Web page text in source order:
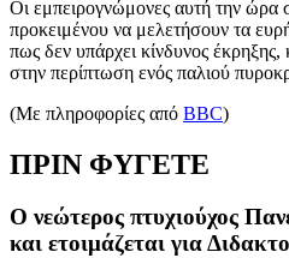
Οι εμπειρογνώμονες αυτή την ώρα
προκειμένου να μελετήσουν τα
πως δεν υπάρχει κίνδυνος έκρηξης,
στην περίπτωση ενός παλιού
(Με πληροφορίες από BBC)
ΠΡΙΝ ΦΥΓΕΤΕ
Ο νεώτερος πτυχιούχος
και ετοιμάζεται για